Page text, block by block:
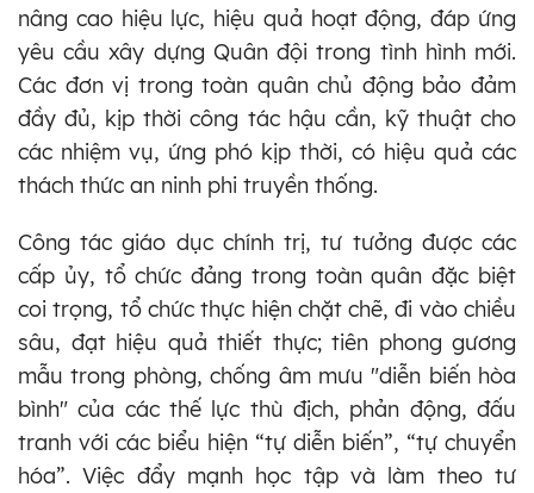
nâng cao hiệu lực, hiệu quả hoạt động, đáp ứng
yêu cầu xây dựng Quân đội trong tình hình mới.
Các đơn vị trong toàn quân chủ động bảo đảm
đầy đủ, kịp thời công tác hậu cần, kỹ thuật cho
các nhiệm vụ, ứng phó kịp thời, có hiệu quả các
thách thức an ninh phi truyền thống.
Công tác giáo dục chính trị, tư tưởng được các
cấp ủy, tổ chức đảng trong toàn quân đặc biệt
coi trọng, tổ chức thực hiện chặt chẽ, đi vào chiều
sâu, đạt hiệu quả thiết thực; tiên phong gương
mẫu trong phòng, chống âm mưu "diễn biến hòa
bình" của các thế lực thù địch, phản động, đấu
tranh với các biểu hiện “tự diễn biến”, “tự chuyển
hóa”. Việc đẩy mạnh học tập và làm theo tư